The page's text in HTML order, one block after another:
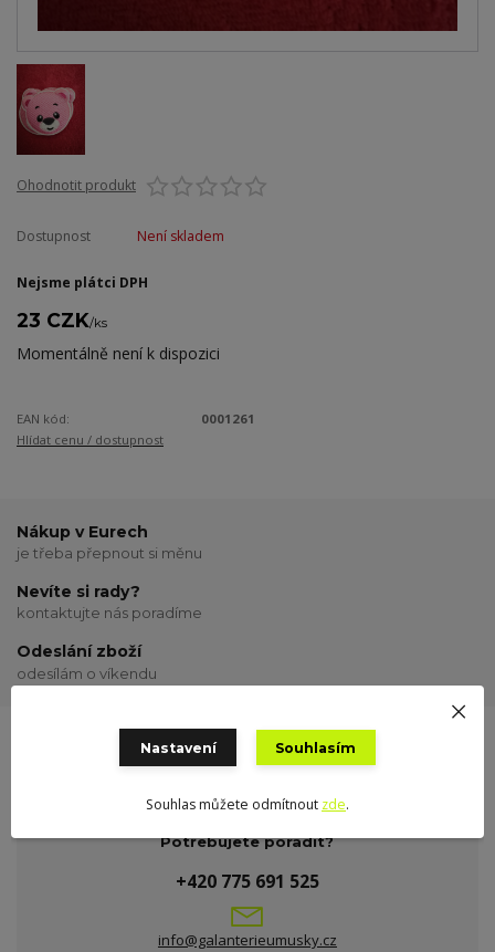
Ohodnotit produkt
Dostupnost Není skladem
Nejsme plátci DPH
23 CZK/ks
Momentálně není k dispozici
EAN kód:
0001261
Hlídat cenu / dostupnost
Nákup v Eurech
je třeba přepnout si měnu
Nevíte si rady?
kontaktujte nás poradíme
Odeslání zboží
odesílám o víkendu
Potřebujete poradit?
+420 775 691 525
info@galanterieumusky.cz
Nastavení Souhlasím
Souhlas můžete odmítnout zde.